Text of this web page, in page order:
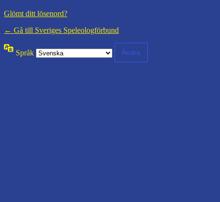
Glömt ditt lösenord?
← Gå till Sveriges Speleologförbund
Språk